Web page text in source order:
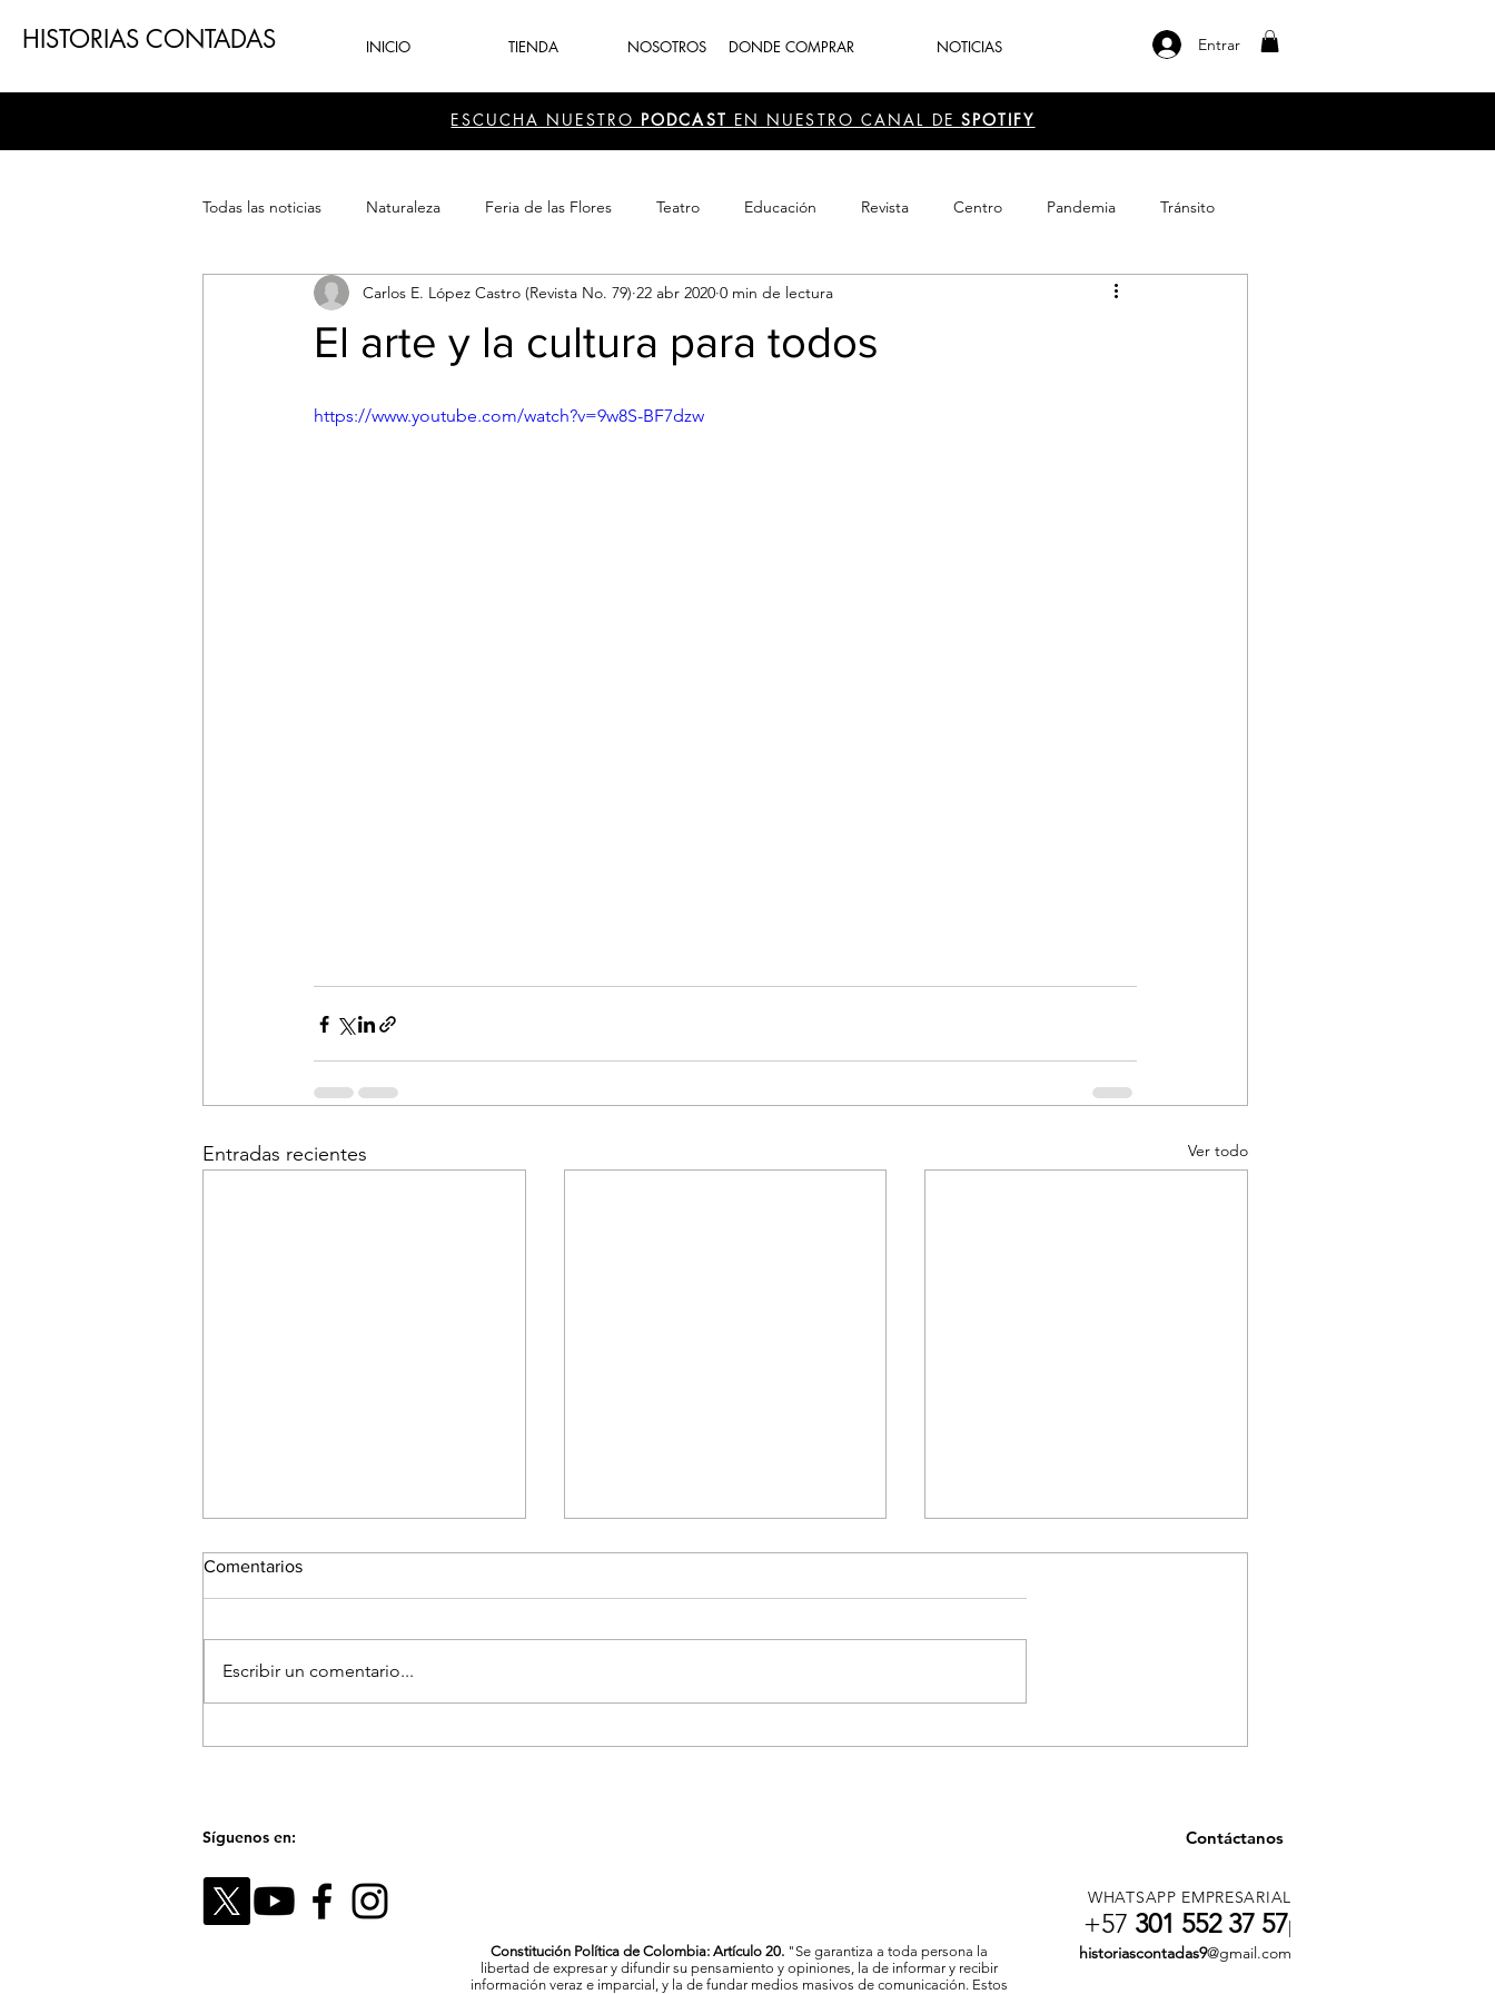
HISTORIAS CONTADAS INICIO TIENDA NOSOTROS DONDE COMPRAR NOTICIAS Entrar
ESCUCHA NUESTRO PODCAST EN NUESTRO CANAL DE SPOTIFY
Todas las noticias Naturaleza Feria de las Flores Teatro Educación Revista Centro Pandemia Tránsito
Patrimonio Sector Cultura Recreación Navidad periodismo Emprendimiento
El arte y la cultura para todos
Carlos E. López Castro (Revista No. 79) 22 abr 2020 0 min de lectura
https://www.youtube.com/watch?v=9w8S-BF7dzw
Entradas recientes Ver todo
Comentarios
Escribir un comentario...
Síguenos en: Contáctanos
Constitución Política de Colombia: Artículo 20. "Se garantiza a toda persona la
libertad de expresar y difundir su pensamiento y opiniones, la de informar y recibir
información veraz e imparcial, y la de fundar medios masivos de comunicación. Estos
WHATSAPP EMPRESARIAL
+57 301 552 37 57|
historiascontadas9@gmail.com